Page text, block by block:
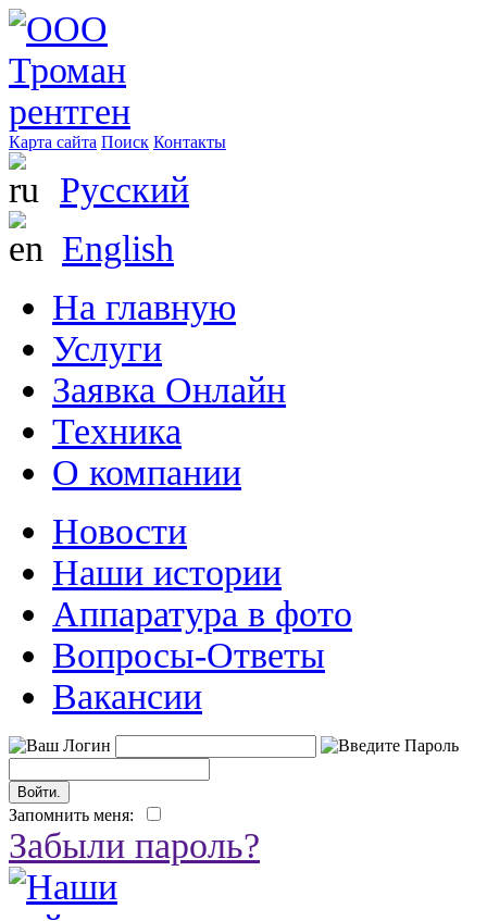
Карта сайта Поиск Контакты
Русский
English
На главную
Услуги
Заявка Онлайн
Техника
О компании
Новости
Наши истории
Аппаратура в фото
Вопросы-Ответы
Вакансии
Запомнить меня:
Забыли пароль?